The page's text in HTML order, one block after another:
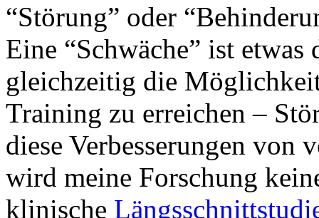
“Störung” oder
Eine “Schwäche” ist
gleichzeitig die
Training zu erreichen –
diese Verbesserungen von
wird meine Forschung
klinische